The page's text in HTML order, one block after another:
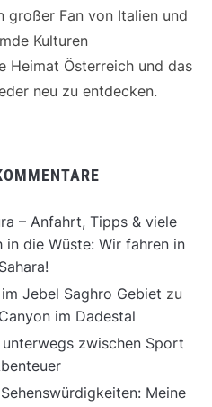
großer Fan von Italien und
Kulturen
Heimat Österreich und das
neu zu entdecken.
– Anfahrt, Tipps & viele
in die Wüste: Wir fahren in
Jebel Saghro Gebiet zu
im Dadestal
zwischen Sport
Meine